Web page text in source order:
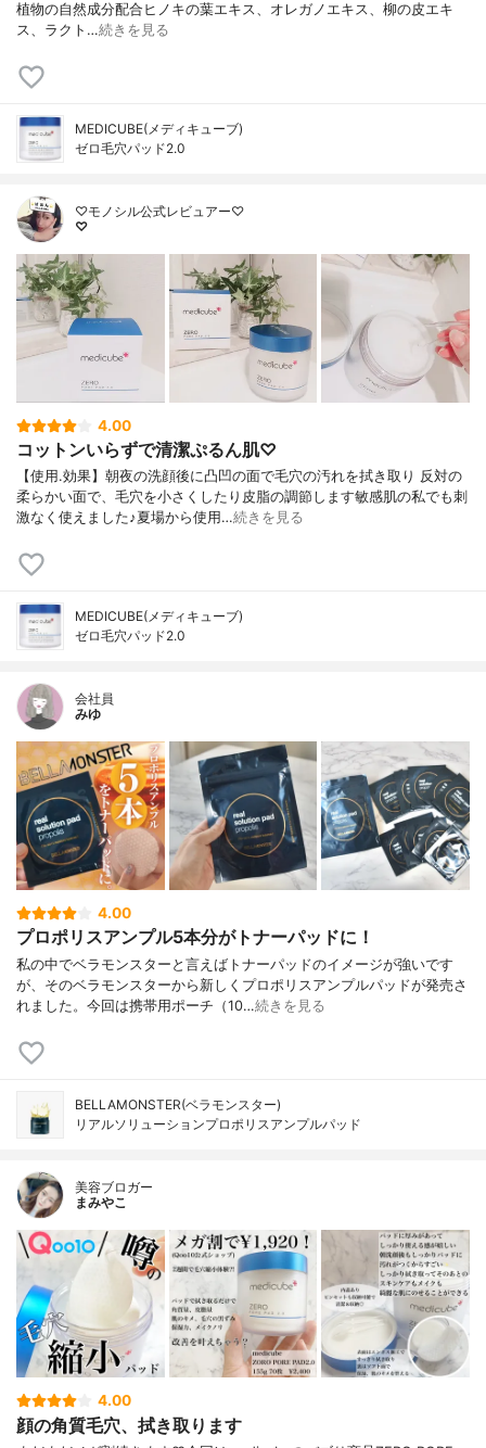
植物の自然成分配合ヒノキの葉エキス、オレガノエキス、柳の皮エキ
ス、ラクト…続きを見る
MEDICUBE(メディキューブ)
ゼロ毛穴パッド2.0
♡モノシル公式レビュアー♡
♡
4.00
コットンいらずで清潔ぷるん肌♡
【使用.効果】朝夜の洗顔後に凸凹の面で毛穴の汚れを拭き取り 反対の
柔らかい面で、毛穴を小さくしたり皮脂の調節します敏感肌の私でも刺
激なく使えました♪夏場から使用…続きを見る
MEDICUBE(メディキューブ)
ゼロ毛穴パッド2.0
会社員
みゆ
4.00
プロポリスアンプル5本分がトナーパッドに！
私の中でベラモンスターと言えばトナーパッドのイメージが強いです
が、そのベラモンスターから新しくプロポリスアンプルパッドが発売さ
れました。今回は携帯用ポーチ（10…続きを見る
BELLAMONSTER(ベラモンスター)
リアルソリューションプロポリスアンプルパッド
美容ブロガー
まみやこ
4.00
顔の角質毛穴、拭き取ります